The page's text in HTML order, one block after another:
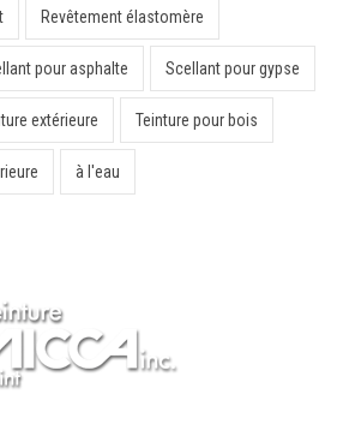
Revêtement élastomère
pour asphalte Scellant pour gypse
extérieure Teinture pour bois
à l'eau